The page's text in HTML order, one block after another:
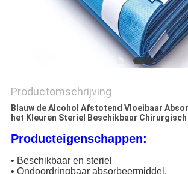
Productomschrijving
Blauw de Alcohol Afstotend Vloeibaar
het Kleuren Steriel Beschikbaar
Producteigenschappen:
• Beschikbaar en steriel
• Ondoordringbaar absorbeermiddel,